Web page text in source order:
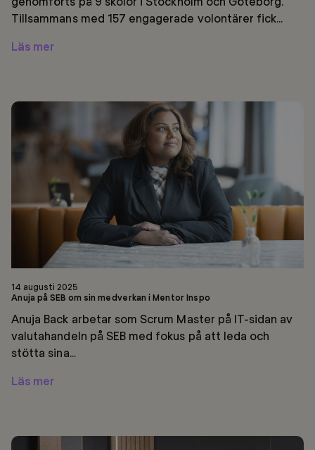
Tillsammans med 157 engagerade volontärer fick...
Läs mer
Anuja
sin
medverkan
Mentor
14 augusti 2025
Anuja på SEB om sin medverkan i Mentor Inspo
Anuja Back arbetar som Scrum Master på IT-sidan av
valutahandeln på SEB med fokus på att leda och
stötta sina...
Läs mer
SEB